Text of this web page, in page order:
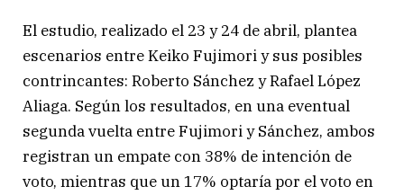
El estudio, realizado el 23 y 24 de abril, plantea
escenarios entre Keiko Fujimori y sus posibles
contrincantes: Roberto Sánchez y Rafael López
Aliaga. Según los resultados, en una eventual
segunda vuelta entre Fujimori y Sánchez, ambos
registran un empate con 38% de intención de
voto, mientras que un 17% optaría por el voto en